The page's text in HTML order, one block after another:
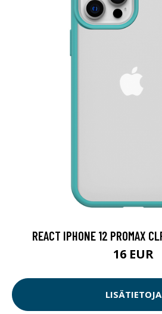
REACT IPHONE 12 PROMAX
16 EUR
LISÄTIETOJA